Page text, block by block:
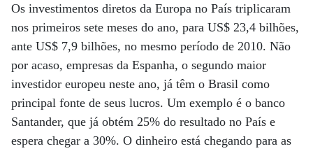
Os investimentos diretos da Europa no País triplicaram
nos primeiros sete meses do ano, para US$ 23,4 bilhões,
ante US$ 7,9 bilhões, no mesmo período de 2010. Não
por acaso, empresas da Espanha, o segundo maior
investidor europeu neste ano, já têm o Brasil como
principal fonte de seus lucros. Um exemplo é o banco
Santander, que já obtém 25% do resultado no País e
espera chegar a 30%. O dinheiro está chegando para as